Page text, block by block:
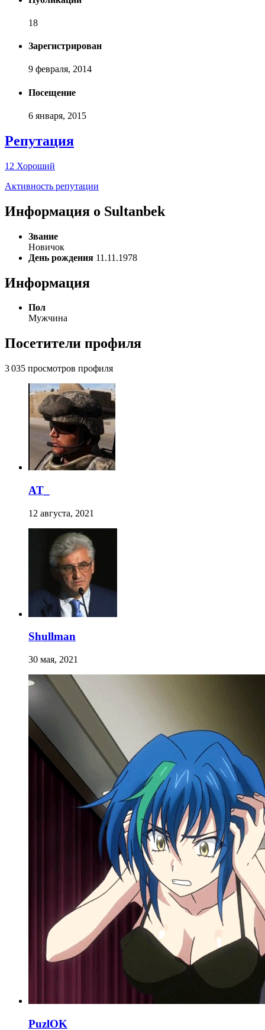
18
Зарегистрирован
9 февраля, 2014
Посещение
6 января, 2015
Репутация
12 Хороший
Активность репутации
Информация о Sultanbek
Звание
Новичок
День рождения 11.11.1978
Информация
Пол
Мужчина
Посетители профиля
3 035 просмотров профиля
AT_
12 августа, 2021
Shullman
30 мая, 2021
PuzlOK